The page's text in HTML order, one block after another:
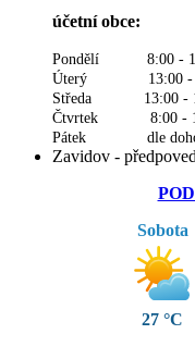
účetní obce:
Pondělí 8:00 -
Úterý 13:00 -
Středa 13:00 -
Čtvrtek 8:00 -
Pátek dle
Zavidov -
Sobota
27 °C